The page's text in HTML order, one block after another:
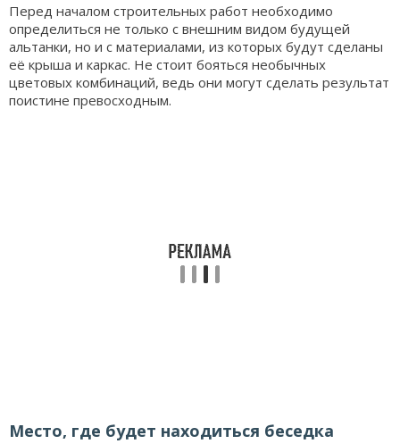
Перед началом строительных работ необходимо
определиться не только с внешним видом будущей
альтанки, но и c материалами, из которых будут сделаны
её крыша и каркас. Не стоит бояться необычных
цветовых комбинаций, ведь они могут сделать результат
поистине превосходным.
Место, где будет находиться беседка